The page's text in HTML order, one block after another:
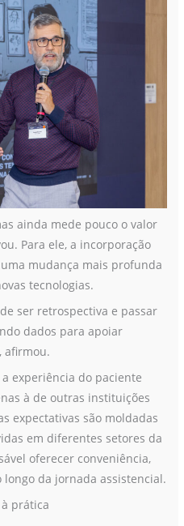
ainda mede pouco o valor
Para ele, a incorporação
mudança mais profunda
tecnologias.
ser retrospectiva e passar
dados para apoiar
afirmou.
experiência do paciente
à de outras instituições
expectativas são moldadas
em diferentes setores da
oferecer conveniência,
da jornada assistencial.
prática